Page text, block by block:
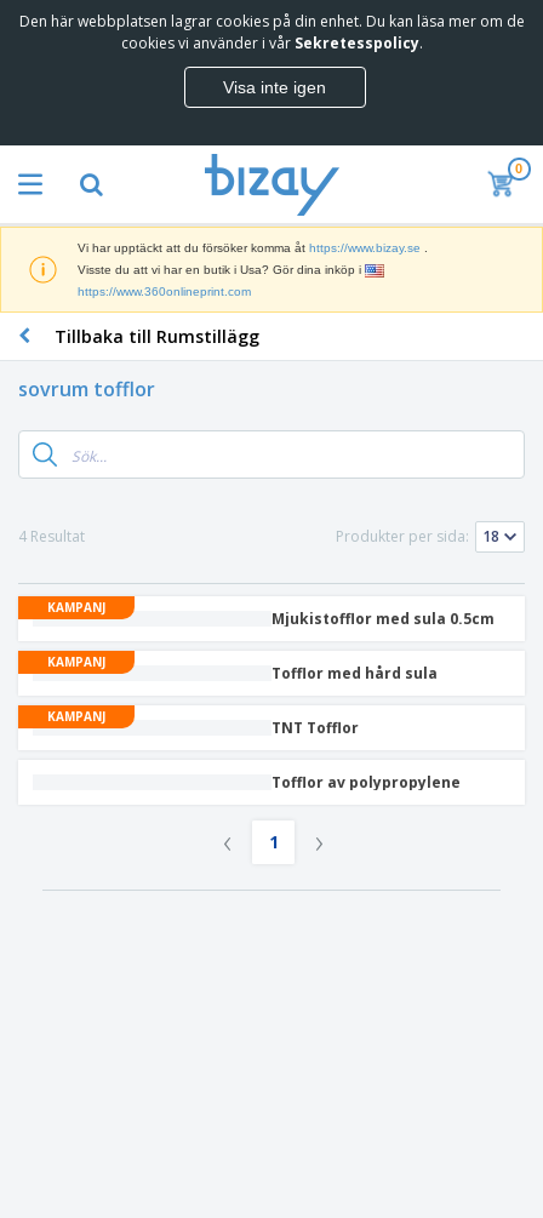
Den här webbplatsen lagrar cookies på din enhet. Du kan läsa mer om de
cookies vi använder i vår Sekretesspolicy.
Visa inte igen
0
Vi har upptäckt att du försöker komma åt https://www.bizay.se
Visste du att vi har en butik i Usa? Gör dina inköp i
https://www.360onlineprint.com
Tillbaka till Rumstillägg
sovrum tofflor
4 Resultat Produkter per sida:
KAMPANJ
Mjukistofflor med sula 0.5cm
KAMPANJ
Tofflor med hård sula
KAMPANJ
TNT Tofflor
Tofflor av polypropylene
‹ 1 ›